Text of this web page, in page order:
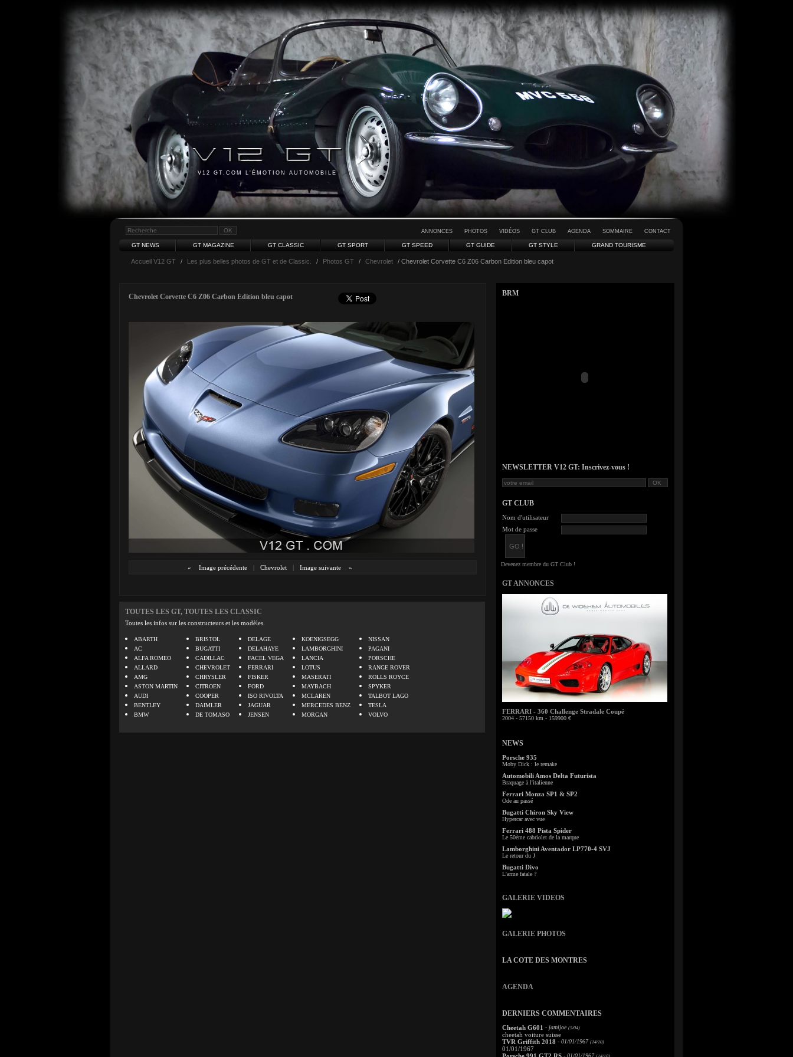
V12 GT.COM L'ÉMOTION AUTOMOBILE
ANNONCES PHOTOS VIDÉOS GT CLUB AGENDA SOMMAIRE CONTACT
GT NEWS GT MAGAZINE GT CLASSIC GT SPORT GT SPEED GT GUIDE GT STYLE GRAND TOURISME
Accueil V12 GT / Les plus belles photos de GT et de Classic. / Photos GT / Chevrolet / Chevrolet Corvette C6 Z06 Carbon Edition bleu capot
Chevrolet Corvette C6 Z06 Carbon Edition bleu capot
« Image précédente | Chevrolet | Image suivante »
TOUTES LES GT, TOUTES LES CLASSIC
Toutes les infos sur les constructeurs et les modèles.
ABARTH
AC
ALFA ROMEO
ALLARD
AMG
ASTON MARTIN
AUDI
BENTLEY
BMW
BRISTOL
BUGATTI
CADILLAC
CHEVROLET
CHRYSLER
CITROEN
COOPER
DAIMLER
DE TOMASO
DELAGE
DELAHAYE
FACEL VEGA
FERRARI
FISKER
FORD
ISO RIVOLTA
JAGUAR
JENSEN
KOENIGSEGG
LAMBORGHINI
LANCIA
LOTUS
MASERATI
MAYBACH
MCLAREN
MERCEDES BENZ
MORGAN
NISSAN
PAGANI
PORSCHE
RANGE ROVER
ROLLS ROYCE
SPYKER
TALBOT LAGO
TESLA
VOLVO
BRM
NEWSLETTER V12 GT: Inscrivez-vous !
GT CLUB
Nom d'utilisateur
Mot de passe
GT ANNONCES
FERRARI - 360 Challenge Stradale Coupé
2004 - 57150 km - 159900 €
NEWS
Porsche 935
Moby Dick : le remake
Automobili Amos Delta Futurista
Braquage à l'italienne
Ferrari Monza SP1 & SP2
Ode au passé
Bugatti Chiron Sky View
Hypercar avec vue
Ferrari 488 Pista Spider
Le 50ème cabriolet de la marque
Lamborghini Aventador LP770-4 SVJ
Le retour du J
Bugatti Divo
L'arme fatale ?
GALERIE VIDEOS
GALERIE PHOTOS
LA COTE DES MONTRES
AGENDA
DERNIERS COMMENTAIRES
Cheetah G601 - jamijoe (5/04)
cheetah voiture suisse
TVR Griffith 2018 - 01/01/1967 (14/10)
01/01/1967
- 01/01/1967